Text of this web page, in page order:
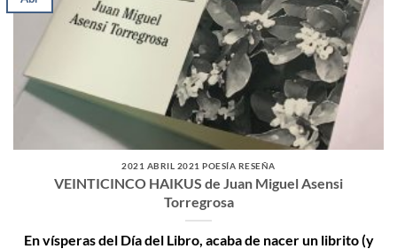
2021 ABRIL 2021 POESÍA RESEÑA
VEINTICINCO HAIKUS de Juan Miguel Asensi
Torregrosa
En vísperas del Día del Libro, acaba de nacer un librito (y